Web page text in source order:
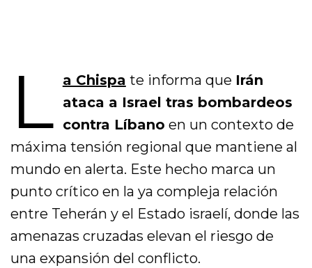
L a Chispa te informa que Irán
ataca a Israel tras bombardeos
contra Líbano en un contexto de
máxima tensión regional que mantiene al
mundo en alerta. Este hecho marca un
punto crítico en la ya compleja relación
entre Teherán y el Estado israelí, donde las
amenazas cruzadas elevan el riesgo de
una expansión del conflicto.